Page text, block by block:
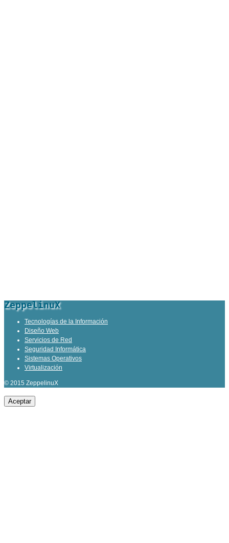
ZeppelinuX
Tecnologías de la Información
Diseño Web
Servicios de Red
Seguridad Informática
Sistemas Operativos
Virtualización
© 2015 ZeppelinuX
Aceptar